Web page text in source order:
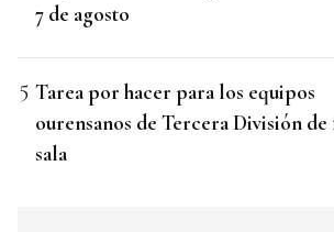
7 de agosto
Tarea por hacer para los equipos
ourensanos de Tercera División
sala